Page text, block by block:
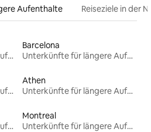
Aufenthalte Reiseziele in der
Unterkünfte für längere Aufenthalte
Barcelona
Unterkünfte für längere Aufenthalte
Unterkünfte für längere Aufenthalte
Athen
Unterkünfte für längere Aufenthalte
Unterkünfte für längere Aufenthalte
Montreal
Unterkünfte für längere Aufenthalte